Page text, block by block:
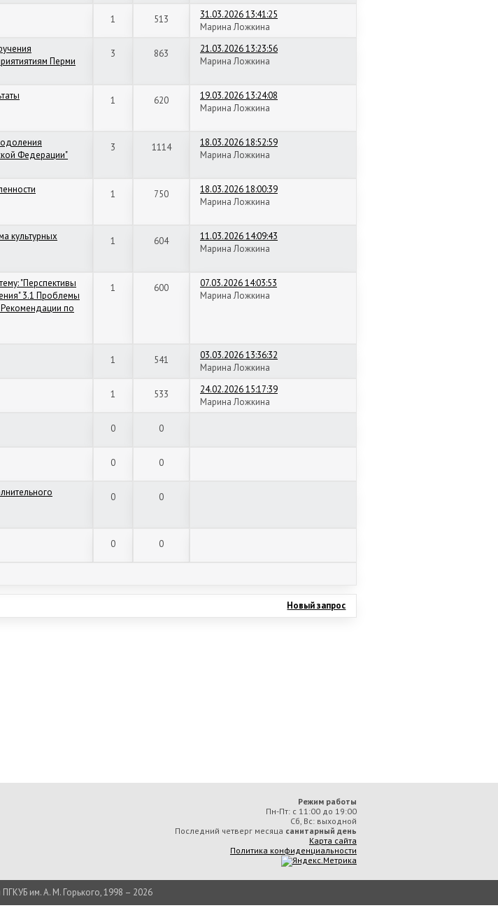
1 513
31.03.2026 13:41:25
Марина Ложкина
Перми
3 863
21.03.2026 13:23:56
Марина Ложкина
1 620
19.03.2026 13:24:08
Марина Ложкина
Федерации"
3 1114
18.03.2026 18:52:59
Марина Ложкина
1 750
18.03.2026 18:00:39
Марина Ложкина
культурных
1 604
11.03.2026 14:09:43
Марина Ложкина
"Перспективы
3.1 Проблемы
по
1 600
07.03.2026 14:03:53
Марина Ложкина
1 541
03.03.2026 13:36:32
Марина Ложкина
1 533
24.02.2026 15:17:39
Марина Ложкина
0 0
0 0
0 0
0 0
Новый запрос
Режим работы
Пн-Пт: с 11:00 до 19:00
Сб, Вс: выходной
Последний четверг месяца санитарный день
Карта сайта
Политика конфиденциальности
им. А. М. Горького, 1998 – 2026
ордена „Знак Почёта“ краевая универсальная библиотека им. А. М. Горького» вы соглашаетесь с тем, что мы